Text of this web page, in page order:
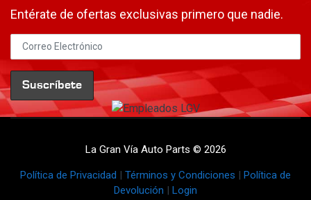
Entérate de ofertas exclusivas primero que nadie.
La Gran Vía Auto Parts © 2026
Política de Privacidad | Términos y Condiciones | Política de
Devolución | Login